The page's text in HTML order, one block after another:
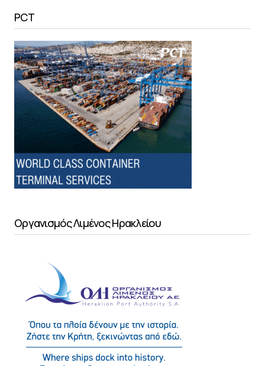
PCT
Οργανισμός Λιμένος Ηρακλείου